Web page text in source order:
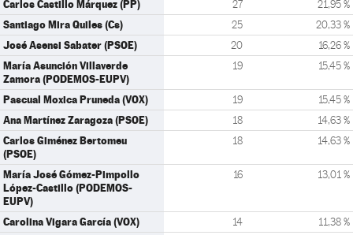
Carlos Castillo Márquez (PP) 27 21,95 %
Santiago Mira Quiles (Cs) 25 20,33 %
José Asensi Sabater (PSOE) 20 16,26 %
María Asunción Villaverde
Zamora (PODEMOS-EUPV)
19 15,45 %
Pascual Moxica Pruneda (VOX) 19 15,45 %
Ana Martínez Zaragoza (PSOE) 18 14,63 %
Carlos Giménez Bertomeu
(PSOE)
18 14,63 %
María José Gómez-Pimpollo
López-Castillo (PODEMOS-
EUPV)
16 13,01 %
Carolina Vigara García (VOX) 14 11,38 %